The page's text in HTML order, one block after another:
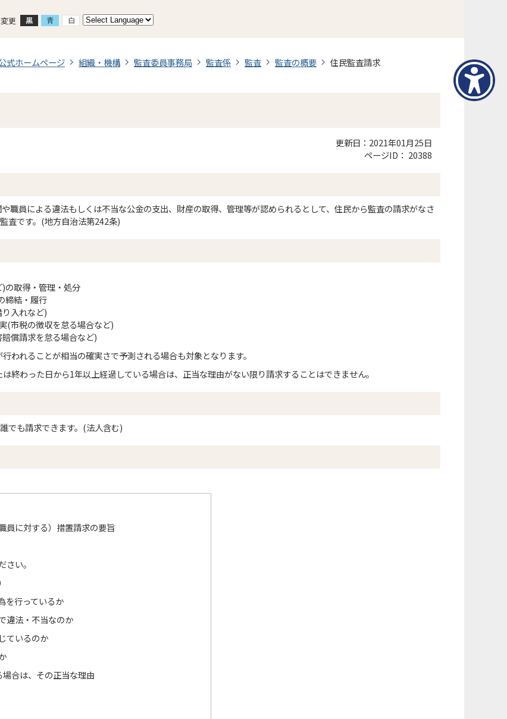
更
式ホームページ 組織・機構 監査委員事務局 監査係 監査 監査の概要 住民監査請求
更新日：2021年01月25日
ページID： 20388
職員による違法もしくは不当な公金の支出、財産の取得、管理等が認められるとして、住民から監査の請求がなさ
査です。(地方自治法第242条)
の取得・管理・処分
締結・履行
入れなど)
(市税の徴収を怠る場合など)
償請求を怠る場合など)
われることが相当の確実さで予測される場合も対象となります。
終わった日から1年以上経過している場合は、正当な理由がない限り請求することはできません。
でも請求できます。(法人含む)
員に対する）措置請求の要旨
い。
を行っているか
違法・不当なのか
ているのか
合は、その正当な理由